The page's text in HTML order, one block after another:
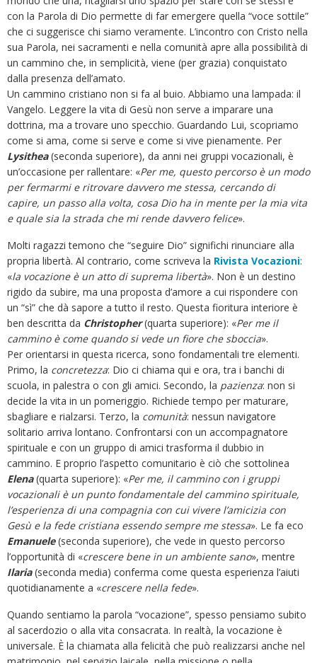
con la Parola di Dio permette di far emergere quella “voce sottile”
che ci suggerisce chi siamo veramente. L’incontro con Cristo nella
sua Parola, nei sacramenti e nella comunità apre alla possibilità di
un cammino che, in semplicità, viene (per grazia) conquistato
dalla presenza dell’amato.
Un cammino cristiano non si fa al buio. Abbiamo una lampada: il
Vangelo. Leggere la vita di Gesù non serve a imparare una
dottrina, ma a trovare uno specchio. Guardando Lui, scopriamo
come si ama, come si serve e come si vive pienamente. Per
Lysithea(seconda superiore), da anni nei gruppi vocazionali, è
un’occasione per rallentare: «Per me, questo percorso è un modo
per fermarmi e ritrovare davvero me stessa, cercando di
capire, un passo alla volta, cosa Dio ha in mente per la mia vita
e quale sia la strada che mi rende davvero felice».
Molti ragazzi temono che “seguire Dio” significhi rinunciare alla
propria libertà. Al contrario, come scriveva la Rivista Vocazioni:
«la vocazione è un atto di suprema libertà». Non è un destino
rigido da subire, ma una proposta d’amore a cui rispondere con
un “sì” che dà sapore a tutto il resto. Questa fioritura interiore è
ben descritta da Christopher(quarta superiore): «Per me il
cammino è come quando si vede un fiore che sboccia».
Per orientarsi in questa ricerca, sono fondamentali tre elementi.
Primo, la concretezza: Dio ci chiama qui e ora, tra i banchi di
scuola, in palestra o con gli amici. Secondo, la pazienza: non si
decide la vita in un pomeriggio. Richiede tempo per maturare,
sbagliare e rialzarsi. Terzo, la comunità: nessun navigatore
solitario arriva lontano. Confrontarsi con un accompagnatore
spirituale e con un gruppo di amici trasforma il dubbio in
cammino. E proprio l’aspetto comunitario è ciò che sottolinea
Elena(quarta superiore): «Per me, il cammino con i gruppi
vocazionali è un punto fondamentale del cammino spirituale,
l’esperienza di una compagnia con cui vivere l’amicizia con
Gesù e la fede cristiana essendo sempre me stessa». Le fa eco
Emanuele(seconda superiore), che vede in questo percorso
l’opportunità di «crescere bene in un ambiente sano», mentre
Ilaria(seconda media) conferma come questa esperienza l’aiuti
quotidianamente a «crescere nella fede».
Quando sentiamo la parola “vocazione”, spesso pensiamo subito
al sacerdozio o alla vita consacrata. In realtà, la vocazione è
universale. È la chiamata alla felicità che può realizzarsi anche nel